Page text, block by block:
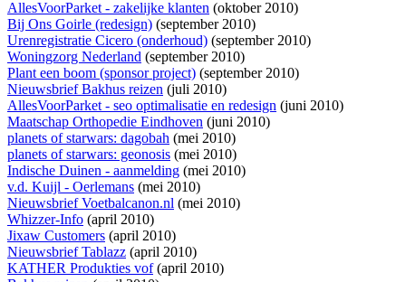
AllesVoorParket - zakelijke klanten (oktober 2010)
Bij Ons Goirle (redesign) (september 2010)
Urenregistratie Cicero (onderhoud) (september 2010)
Woningzorg Nederland (september 2010)
Plant een boom (sponsor project) (september 2010)
Nieuwsbrief Bakhus reizen (juli 2010)
AllesVoorParket - seo optimalisatie en redesign (juni 2010)
Maatschap Orthopedie Eindhoven (juni 2010)
planets of starwars: dagobah (mei 2010)
planets of starwars: geonosis (mei 2010)
Indische Duinen - aanmelding (mei 2010)
v.d. Kuijl - Oerlemans (mei 2010)
Nieuwsbrief Voetbalcanon.nl (mei 2010)
Whizzer-Info (april 2010)
Jixaw Customers (april 2010)
Nieuwsbrief Tablazz (april 2010)
KATHER Produkties vof(april 2010)